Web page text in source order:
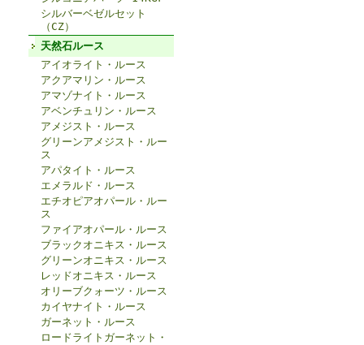
シルバーベゼルセット
（CZ）
天然石ルース
アイオライト・ルース
アクアマリン・ルース
アマゾナイト・ルース
アベンチュリン・ルース
アメジスト・ルース
グリーンアメジスト・ルー
ス
アパタイト・ルース
エメラルド・ルース
エチオピアオパール・ルー
ス
ファイアオパール・ルース
ブラックオニキス・ルース
グリーンオニキス・ルース
レッドオニキス・ルース
オリーブクォーツ・ルース
カイヤナイト・ルース
ガーネット・ルース
ロードライトガーネット・